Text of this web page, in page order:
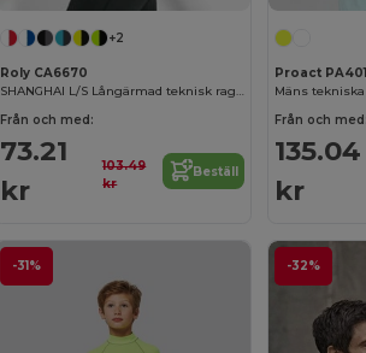
+2
Roly CA6670
SHANGHAI L/S Långärmad teknisk raglan t-shirt med en kombination av två polyester tyger
Från och med:
73.21
kr
103.49
kr
Beställ
Proact
Från och
135.04
kr
-31% -32%